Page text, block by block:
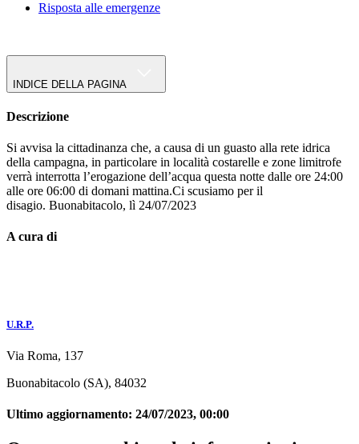
Risposta alle emergenze
INDICE DELLA PAGINA
Descrizione
Si avvisa la cittadinanza che, a causa di un guasto alla rete idrica
della campagna, in particolare in località costarelle e zone limitrofe
verrà interrotta l’erogazione dell’acqua questa notte dalle ore 24:00
alle ore 06:00 di domani mattina.Ci scusiamo per il
disagio. Buonabitacolo, lì 24/07/2023
A cura di
U.R.P.
Via Roma, 137
Buonabitacolo (SA), 84032
Ultimo aggiornamento: 24/07/2023, 00:00